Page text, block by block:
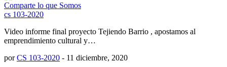
Comparte lo que Somos
cs 103-2020
Video informe final proyecto Tejiendo Barrio , apostamos al
emprendimiento cultural y…
porCS 103-2020 - 11 diciembre, 2020